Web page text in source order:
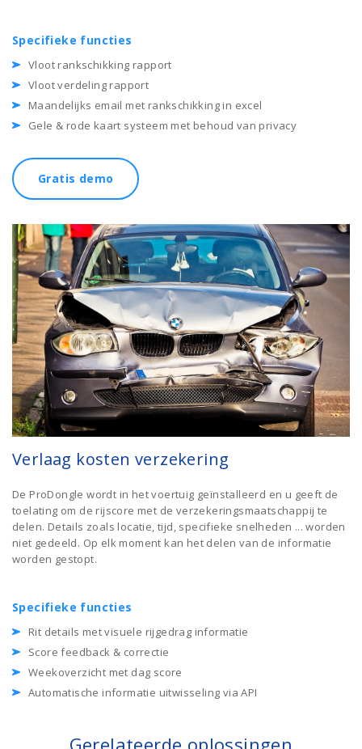
Specifieke functies
Vloot rankschikking rapport
Vloot verdeling rapport
Maandelijks email met rankschikking in excel
Gele & rode kaart systeem met behoud van privacy
Gratis demo
Verlaag kosten verzekering
De ProDongle wordt in het voertuig geïnstalleerd en u geeft de
toelating om de rijscore met de verzekeringsmaatschappij te
delen. Details zoals locatie, tijd, specifieke snelheden ... worden
niet gedeeld. Op elk moment kan het delen van de informatie
worden gestopt.
Specifieke functies
Rit details met visuele rijgedrag informatie
Score feedback & correctie
Weekoverzicht met dag score
Automatische informatie uitwisseling via API
Gerelateerde oplossingen